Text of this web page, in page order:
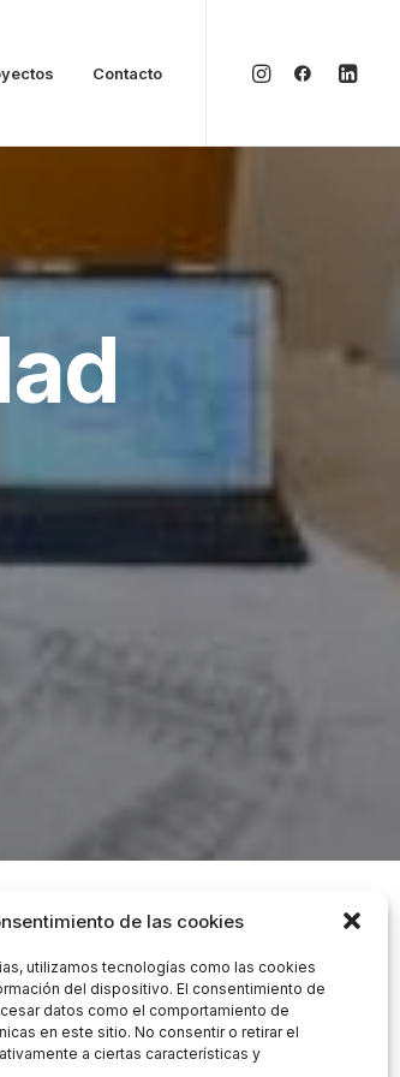
de las cookies
utilizamos tecnologías como las cookies
del dispositivo. El consentimiento de
datos como el comportamiento de
en este sitio. No consentir o retirar el
a ciertas características y
Contacto